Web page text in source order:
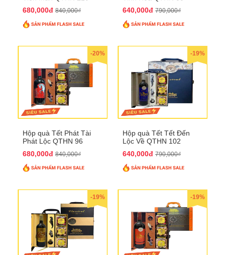
680,000đ 840,000₫
640,000đ 790,000₫
-20%
Hộp quà Tết Phát Tài
Phát Lộc QTHN 96
680,000đ 840,000₫
-19%
Hộp quà Tết Tết Đến
Lộc Về QTHN 102
640,000đ 790,000₫
-19% -19%